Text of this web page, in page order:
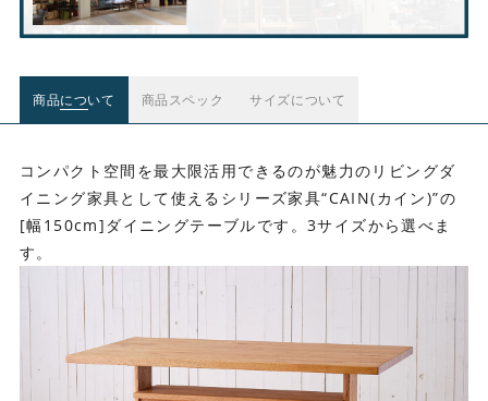
商品について 商品スペック サイズについて
コンパクト空間を最大限活用できるのが魅力のリビングダ
イニング家具として使えるシリーズ家具“CAIN(カイン)”の
[幅150cm]ダイニングテーブルです。3サイズから選べま
す。